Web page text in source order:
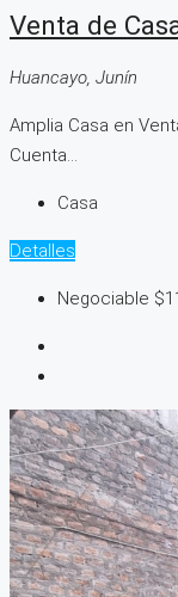
Venta de
Huancayo, Junín
Amplia Casa en
Cuenta...
Casa
Detalles
Negociable